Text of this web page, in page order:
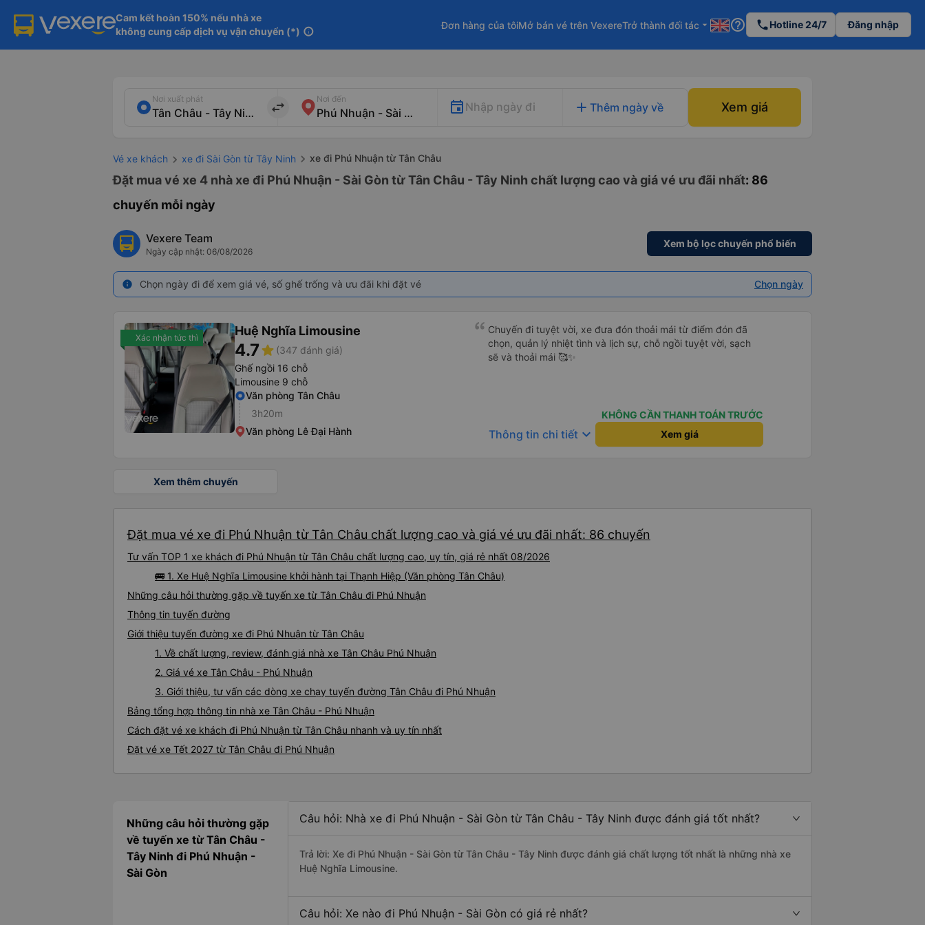
Cam kết hoàn 150% nếu nhà xe
không cung cấp dịch vụ vận chuyển (*) info
Đơn hàng của tôiMở bán vé trên VexereTrở thành đối tác arrow_drop_down help_outline phoneHotline 24/7 Đăng nhập
Nơi xuất phát
import_export
Nơi đến
Nhập ngày đi add Thêm ngày về Xem giá
Vé xe khách xe đi Sài Gòn từ Tây Ninh xe đi Phú Nhuận từ Tân Châu
Đặt mua vé xe 4 nhà xe đi Phú Nhuận - Sài Gòn từ Tân Châu - Tây Ninh chất lượng cao và giá vé ưu đãi nhất: 86
chuyến mỗi ngày
Vexere Team
Ngày cập nhật: 06/08/2026
Xem bộ lọc chuyến phổ biến
info Chọn ngày đi để xem giá vé, số ghế trống và ưu đãi khi đặt vé Chọn ngày
Xác nhận tức thì Huệ Nghĩa Limousine
4.7star (347 đánh giá)
Ghế ngồi 16 chỗ
Limousine 9 chỗ
Văn phòng Tân Châu
3h20m
Văn phòng Lê Đại Hành
Chuyến đi tuyệt vời, xe đưa đón thoải mái từ điểm đón đã
chọn, quản lý nhiệt tình và lịch sự, chỗ ngồi tuyệt vời, sạch
sẽ và thoải mái 🥰✨
KHÔNG CẦN THANH TOÁN TRƯỚC
Thông tin chi tiết keyboard_arrow_down Xem giá
Xem thêm chuyến
Đặt mua vé xe đi Phú Nhuận từ Tân Châu chất lượng cao và giá vé ưu đãi nhất: 86 chuyến
Tư vấn TOP 1 xe khách đi Phú Nhuận từ Tân Châu chất lượng cao, uy tín, giá rẻ nhất 08/2026
🚌 1. Xe Huệ Nghĩa Limousine khởi hành tại Thạnh Hiệp (Văn phòng Tân Châu)
Những câu hỏi thường gặp về tuyến xe từ Tân Châu đi Phú Nhuận
Thông tin tuyến đường
Giới thiệu tuyến đường xe đi Phú Nhuận từ Tân Châu
1. Về chất lượng, review, đánh giá nhà xe Tân Châu Phú Nhuận
2. Giá vé xe Tân Châu - Phú Nhuận
3. Giới thiệu, tư vấn các dòng xe chạy tuyến đường Tân Châu đi Phú Nhuận
Bảng tổng hợp thông tin nhà xe Tân Châu - Phú Nhuận
Cách đặt vé xe khách đi Phú Nhuận từ Tân Châu nhanh và uy tín nhất
Đặt vé xe Tết 2027 từ Tân Châu đi Phú Nhuận
Những câu hỏi thường gặp
về tuyến xe từ Tân Châu -
Tây Ninh đi Phú Nhuận -
Sài Gòn
Câu hỏi: Nhà xe đi Phú Nhuận - Sài Gòn từ Tân Châu - Tây Ninh được đánh giá tốt nhất?
Trả lời: Xe đi Phú Nhuận - Sài Gòn từ Tân Châu - Tây Ninh được đánh giá chất lượng tốt nhất là những nhà xe
Huệ Nghĩa Limousine.
Câu hỏi: Xe nào đi Phú Nhuận - Sài Gòn có giá rẻ nhất?